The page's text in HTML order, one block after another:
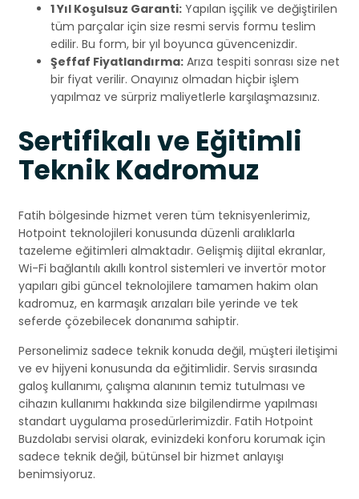
1 Yıl Koşulsuz Garanti: Yapılan işçilik ve değiştirilen
tüm parçalar için size resmi servis formu teslim
edilir. Bu form, bir yıl boyunca güvencenizdir.
Şeffaf Fiyatlandırma: Arıza tespiti sonrası size net
bir fiyat verilir. Onayınız olmadan hiçbir işlem
yapılmaz ve sürpriz maliyetlerle karşılaşmazsınız.
Sertifikalı ve Eğitimli
Teknik Kadromuz
Fatih bölgesinde hizmet veren tüm teknisyenlerimiz,
Hotpoint teknolojileri konusunda düzenli aralıklarla
tazeleme eğitimleri almaktadır. Gelişmiş dijital ekranlar,
Wi-Fi bağlantılı akıllı kontrol sistemleri ve invertör motor
yapıları gibi güncel teknolojilere tamamen hakim olan
kadromuz, en karmaşık arızaları bile yerinde ve tek
seferde çözebilecek donanıma sahiptir.
Personelimiz sadece teknik konuda değil, müşteri iletişimi
ve ev hijyeni konusunda da eğitimlidir. Servis sırasında
galoş kullanımı, çalışma alanının temiz tutulması ve
cihazın kullanımı hakkında size bilgilendirme yapılması
standart uygulama prosedürlerimizdir. Fatih Hotpoint
Buzdolabı servisi olarak, evinizdeki konforu korumak için
sadece teknik değil, bütünsel bir hizmet anlayışı
benimsiyoruz.